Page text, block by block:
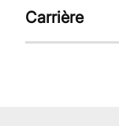
Carrière